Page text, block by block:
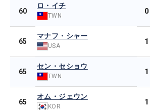
60
ロ・イチ
TWN 0
65
マナフ・シャー
USA 1
65
セン・セショウ
TWN 1
65
オム・ジェウン
KOR 1